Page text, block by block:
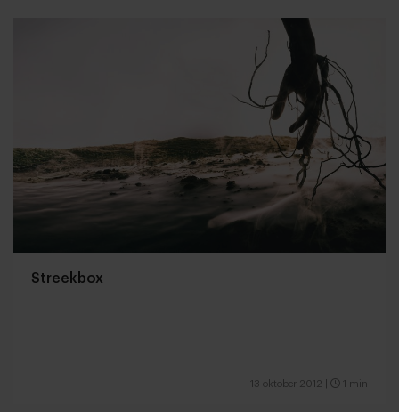
Streekbox
13 oktober 2012 1 min